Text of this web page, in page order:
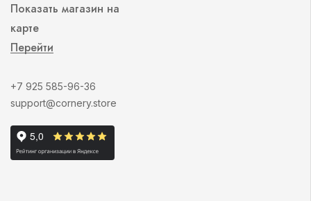
Показать магазин на
карте
Перейти
+7 925 585-96-36
support@cornery.store